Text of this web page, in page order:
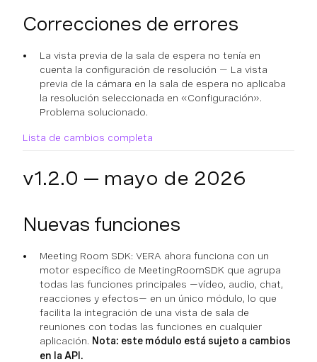
Correcciones de errores
La vista previa de la sala de espera no tenía en
cuenta la configuración de resolución — La vista
previa de la cámara en la sala de espera no aplicaba
la resolución seleccionada en «Configuración».
Problema solucionado.
Lista de cambios completa
v1.2.0 — mayo de 2026
Nuevas funciones
Meeting Room SDK: VERA ahora funciona con un
motor específico de MeetingRoomSDK que agrupa
todas las funciones principales —vídeo, audio, chat,
reacciones y efectos— en un único módulo, lo que
facilita la integración de una vista de sala de
reuniones con todas las funciones en cualquier
aplicación. Nota: este módulo está sujeto a cambios
en la API.